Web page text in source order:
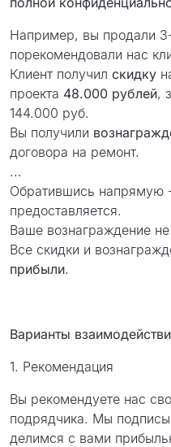
Например, вы продали
порекомендовали нас
Клиент получил скидку
проекта 48.000 рублей,
144.000 руб.
Вы получили
договора на ремонт.
...
Обратившись напрямую
предоставляется.
Ваше вознаграждение
Все скидки и
прибыли.
Варианты
1. Рекомендация
Вы рекомендуете нас
подрядчика. Мы
делимся с вами